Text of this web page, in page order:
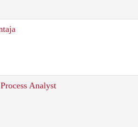
Analyst